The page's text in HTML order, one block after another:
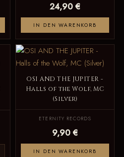
24,90 €
IN DEN WARENKORB
OSI AND THE JUPITER -
Halls of the Wolf, MC
(Silver)
ETERNITY RECORDS
9,90 €
IN DEN WARENKORB